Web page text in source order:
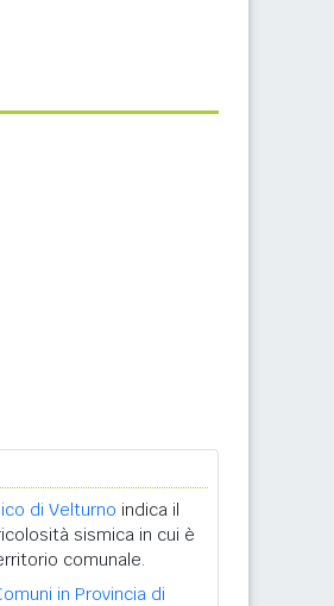
di Velturno indica il
sismica in cui è
comunale.
in Provincia di